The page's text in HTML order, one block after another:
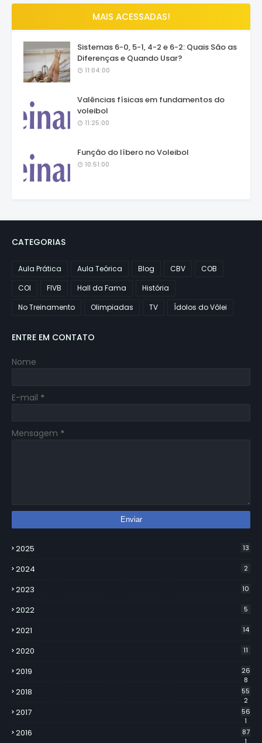
MAIS ACESSADAS!
Sistemas 6-0, 5-1, 4-2 e 6-2: Quais São as
Diferenças e Quando Usar?
11:04:00
Valências físicas em fundamentos do
voleibol
11:25:00
Função do líbero no Voleibol
10:51:00
CATEGORIAS
Aula Prática Aula Teórica Blog CBV
COB
COI
FIVB Hall da Fama
História
No Treinamento
Olimpiadas TV Ídolos do Vôlei
ENTRE EM CONTATO
Nome
E-mail *
Mensagem *
2025 13
2024 2
2023 10
2022 5
2021 14
2020 11
2019
26
8
2018
55
2
2017
56
1
2016
87